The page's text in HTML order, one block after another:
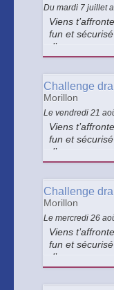
Du mardi 7 juillet
Viens
fun et
d’une course
dans une
Challenge
Morillon
Le vendredi 21
Viens
fun et
d’une course
dans une
Challenge
Morillon
Le mercredi 26
Viens
fun et
d’une course
dans une